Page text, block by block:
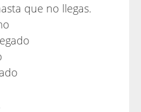
que no llegas.